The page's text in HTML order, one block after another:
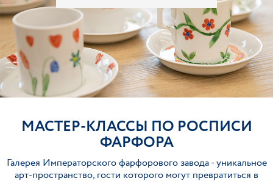
МАСТЕР-КЛАССЫ ПО РОСПИСИ
ФАРФОРА
Галерея Императорского фарфорового завода - уникальное
арт-пространство, гости которого могут превратиться в